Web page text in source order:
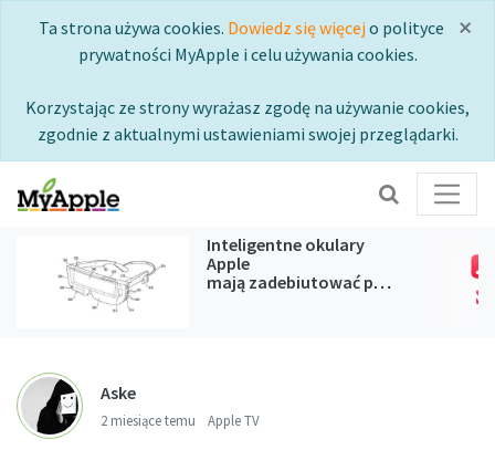
×
Ta strona używa cookies. Dowiedz się więcej o polityce
prywatności MyApple i celu używania cookies.
Korzystając ze strony wyrażasz zgodę na używanie cookies,
zgodnie z aktualnymi ustawieniami swojej przeglądarki.
Inteligentne okulary
Apple
mają zadebiutować podczas
WWDC 2027
Aske
2 miesiące temu Apple TV